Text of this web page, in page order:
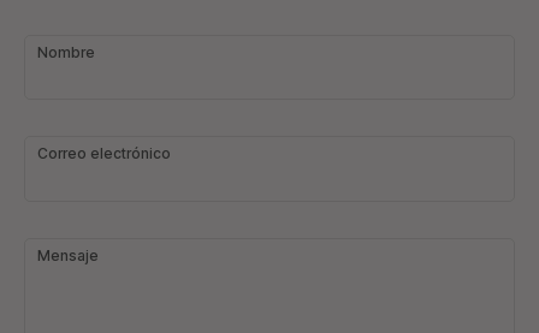
Nombre
Correo electrónico
Mensaje